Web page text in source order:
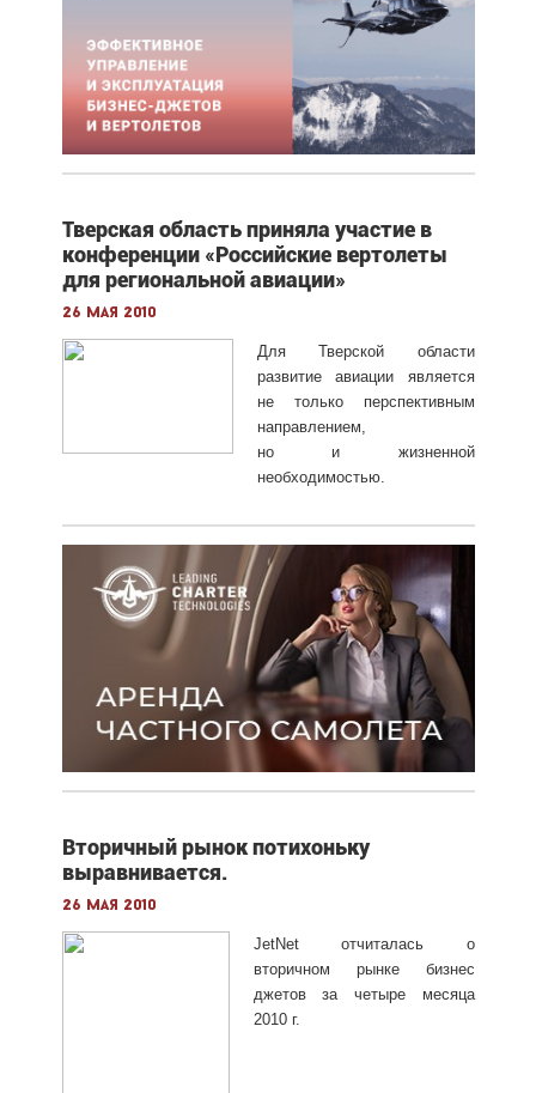
Тверская область приняла участие в
конференции «Российские вертолеты
для региональной авиации»
26 мая 2010
Для Тверской области
развитие авиации является
не только перспективным
направлением,
но и жизненной
необходимостью.
Вторичный рынок потихоньку
выравнивается.
26 мая 2010
JetNet отчиталась о
вторичном рынке бизнес
джетов за четыре месяца
2010 г.